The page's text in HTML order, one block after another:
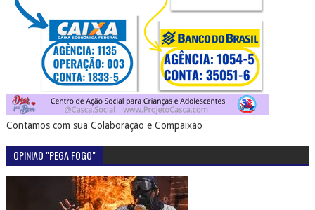
Contamos com sua Colaboração e Compaixão
OPINIÃO "PEGA FOGO"